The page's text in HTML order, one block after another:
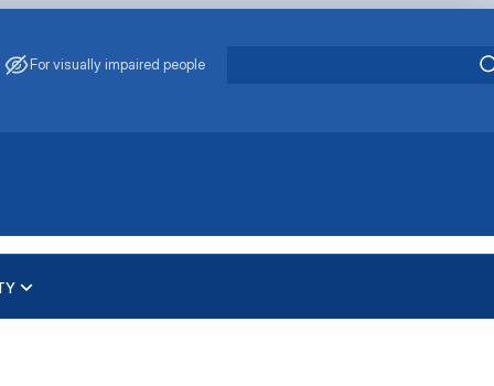
For visually impaired people
"Ветмедсервіс"